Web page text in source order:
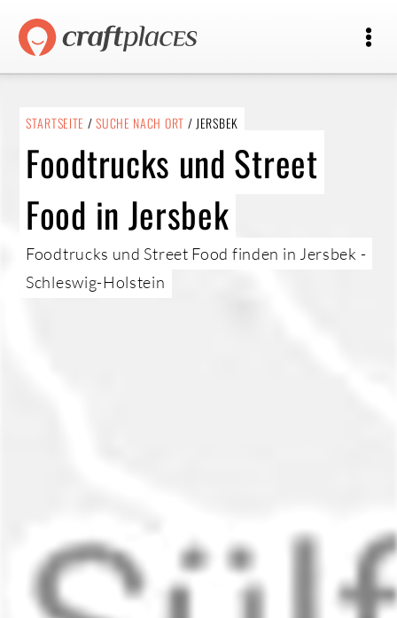
STARTSEITE /SUCHE NACH ORT / JERSBEK
Foodtrucks und Street
Food in Jersbek
Foodtrucks und Street Food finden in Jersbek -
Schleswig-Holstein